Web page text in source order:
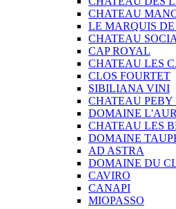
CHATEAU
LE MARQUIS
CHATEAU
CAP ROYAL
CHATEAU LES
CLOS FOURTET
SIBILIANA VINI
CHATEAU PEBY
DOMAINE
CHATEAU LES
DOMAINE
AD ASTRA
DOMAINE DU
CAVIRO
CANAPI
MIOPASSO